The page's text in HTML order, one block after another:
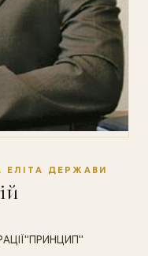
ЕЛІТА ДЕРЖАВИ